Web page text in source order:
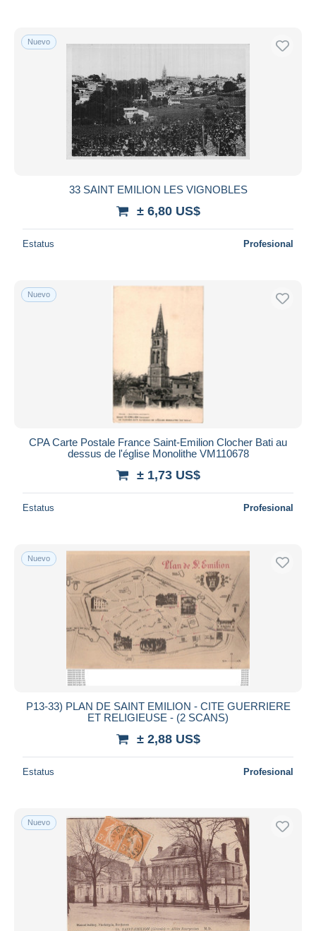
Nuevo
33 SAINT EMILION LES VIGNOBLES
± 6,80 US$
Estatus Profesional
Nuevo
CPA Carte Postale France Saint-Emilion Clocher Bati au
dessus de l'église Monolithe VM110678
± 1,73 US$
Estatus Profesional
Nuevo
P13-33) PLAN DE SAINT EMILION - CITE GUERRIERE
ET RELIGIEUSE - (2 SCANS)
± 2,88 US$
Estatus Profesional
Nuevo